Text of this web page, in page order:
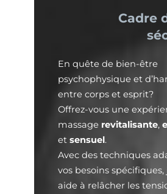
Cadre
En quête de bien-être
psychophysique et
entre corps et esprit?
Offrez-vous une
massage revitalisante,
et sensuel.
Avec des techniques
vos besoins spécifiques,
aide à relâcher les